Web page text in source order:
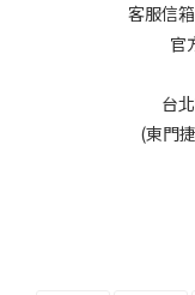
客服信
官
台
(東門